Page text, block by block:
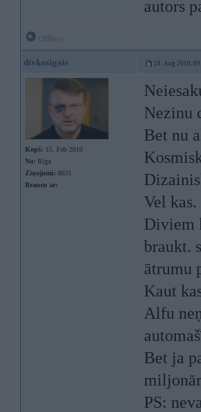
autors
divkosigais 18. Aug 2010,
Kopš: 15. Feb 2010
No: Rīga
Ziņojumi: 6631
Braucu ar:
Nezinu
Bet nu
Vel kas.
Diviem
braukt.
ātrumu
Kaut
Alfu
Bet ja
PS: